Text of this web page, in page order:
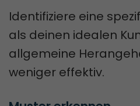
Identifiziere eine
als deinen idealen
allgemeine
weniger effektiv.